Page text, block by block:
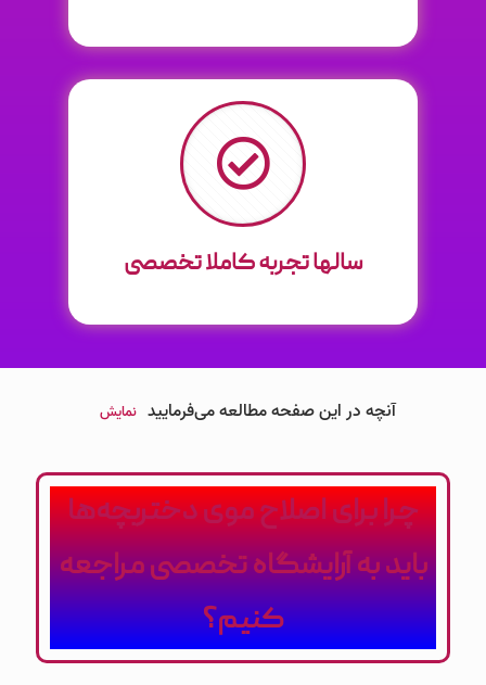
سالها تجربه کاملا تخصصی
آنچه در این صفحه مطالعه می‌فرمایید نمایش
چرا برای اصلاح موی دختربچه‌ها
باید به آرایشگاه تخصصی مراجعه
کنیم؟